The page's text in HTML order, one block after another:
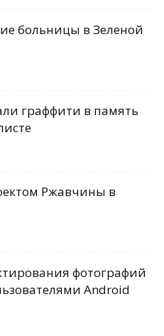
больницы в Зеленой
граффити в память
Ржавчины в
фотографий
Android